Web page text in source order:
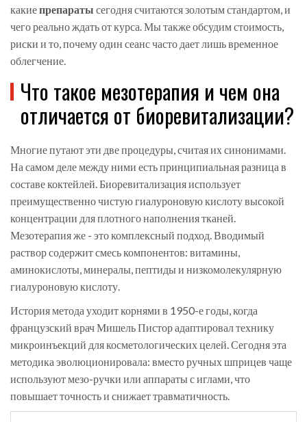
какиепрепараты сегодня считаются золотым стандартом, и
чего реально ждать от курса. Мы также обсудим стоимость,
риски и то, почему один сеанс часто дает лишь временное
облегчение.
Что такое мезотерапия и чем она
отличается от биоревитализации?
Многие путают эти две процедуры, считая их синонимами.
На самом деле между ними есть принципиальная разница в
составе коктейлей. Биоревитализация использует
преимущественно чистую гиалуроновую кислоту высокой
концентрации для плотного наполнения тканей.
Мезотерапия же - это комплексный подход. Вводимый
раствор содержит смесь компонентов: витамины,
аминокислоты, минералы, пептиды и низкомолекулярную
гиалуроновую кислоту.
История метода уходит корнями в 1950-е годы, когда
французский врач Мишель Пистор адаптировал технику
микроинъекций для косметологических целей. Сегодня эта
методика эволюционировала: вместо ручных шприцев чаще
используют мезо-ручки или аппараты с иглами, что
повышает точность и снижает травматичность.